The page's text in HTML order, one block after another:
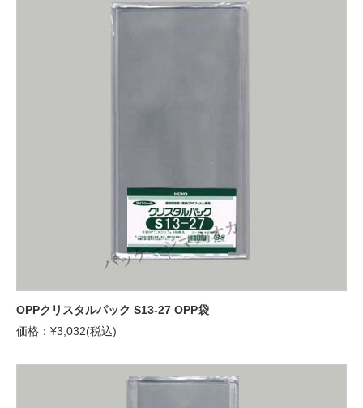
OPPクリスタルパック S13-27 OPP袋
価格：¥3,032(税込)